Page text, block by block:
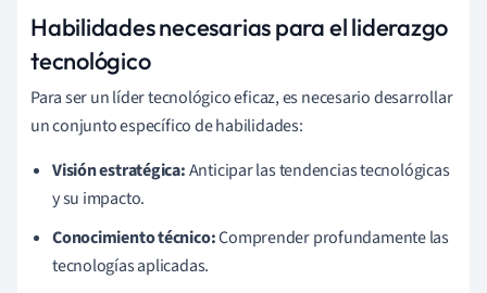
Habilidades necesarias para el liderazgo
tecnológico
Para ser un líder tecnológico eficaz, es necesario desarrollar
un conjunto específico de habilidades:
Visión estratégica:Anticipar las tendencias tecnológicas
y su impacto.
Conocimiento técnico:Comprender profundamente las
tecnologías aplicadas.